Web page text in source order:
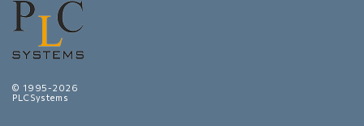
© 1995-2026
PLCSystems